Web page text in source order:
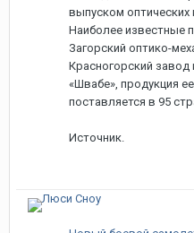
выпуском оптических
Наиболее известные
Загорский оптико-
Красногорский
«Швабе», продукция
поставляется в 95
Источник.